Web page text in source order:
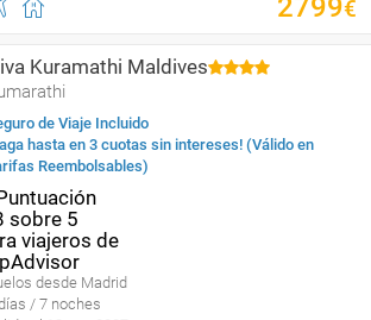
2799€
Kuramathi Maldives
de Viaje Incluido
hasta en 3 cuotas sin intereses! (Válido en
Reembolsables)
desde Madrid
/ 7 noches